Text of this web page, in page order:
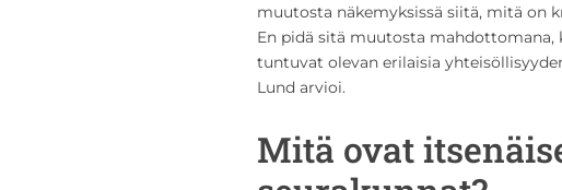
muutosta näkemyksissä siitä, mitä on
En pidä sitä muutosta mahdottomana,
tuntuvat olevan erilaisia
Lund arvioi.
Mitä ovat